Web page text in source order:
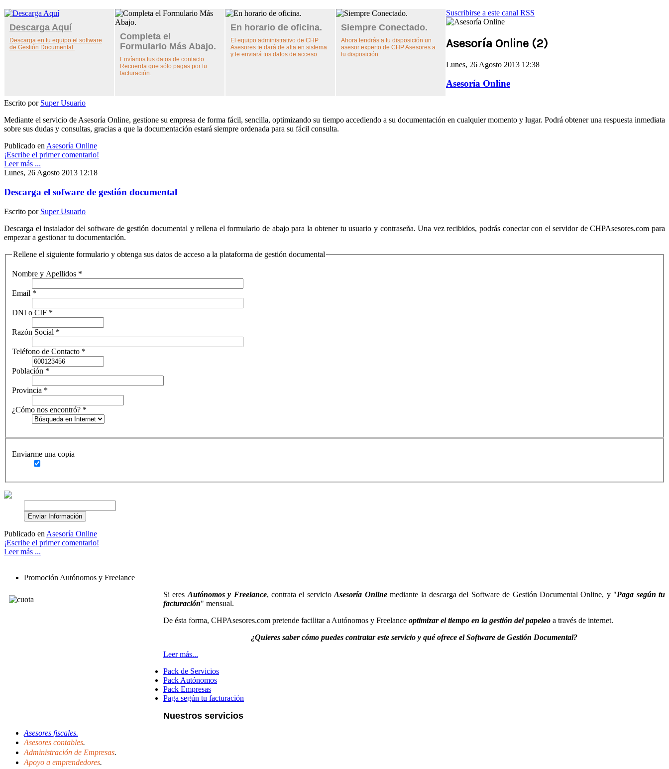
Descarga Aquí
Descarga en tu equipo el software
de Gestión Documental.
Completa el
Formulario Más Abajo.
Envíanos tus datos de contacto.
Recuerda que sólo pagas por tu
facturación.
En horario de oficina.
El equipo administrativo de CHP
Asesores te dará de alta en sistema
y te enviará tus datos de acceso.
Siempre Conectado.
Ahora tendrás a tu disposición un
asesor experto de CHP Asesores a
tu disposición.
Suscribirse a este canal RSS
Asesoría Online (2)
Lunes, 26 Agosto 2013 12:38
Asesoría Online
Escrito por Super Usuario
Mediante el servicio de Asesoría Online, gestione su empresa de forma fácil, sencilla, optimizando su tiempo accediendo a su documentación en cualquier momento y lugar. Podrá obtener una respuesta inmediata
sobre sus dudas y consultas, gracias a que la documentación estará siempre ordenada para su fácil consulta.
Publicado en Asesoría Online
¡Escribe el primer comentario!
Leer más ...
Lunes, 26 Agosto 2013 12:18
Descarga el sofware de gestión documental
Escrito por Super Usuario
Descarga el instalador del software de gestión documental y rellena el formulario de abajo para la obtener tu usuario y contraseña. Una vez recibidos, podrás conectar con el servidor de CHPAsesores.com para
empezar a gestionar tu documentación.
Rellene el siguiente formulario y obtenga sus datos de acceso a la plataforma de gestión documental
Nombre y Apellidos *
Email *
DNI o CIF *
Razón Social *
Teléfono de Contacto *
Población *
Provincia *
¿Cómo nos encontró? *
Enviarme una copia
Publicado en Asesoría Online
¡Escribe el primer comentario!
Leer más ...
Promoción Autónomos y Freelance
Si eres Autónomos y Freelance, contrata el servicioAsesoría Onlinemediante la descarga del Software de Gestión Documental Online, y "Paga según tu
facturación" mensual.
De ésta forma, CHPAsesores.com pretende facilitar a Autónomos y Freelance optimizar el tiempo en la gestión del papeleo a través de internet.
¿Quieres saber cómo puedes contratar este servicio y qué ofrece el Software de Gestión Documental?
Leer más...
Pack de Servicios
Pack Autónomos
Pack Empresas
Paga según tu facturación
Nuestros servicios
Asesores fiscales.
Asesores contables.
Administración de Empresas.
Apoyo a emprendedores.